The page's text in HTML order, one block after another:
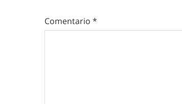
Comentario *